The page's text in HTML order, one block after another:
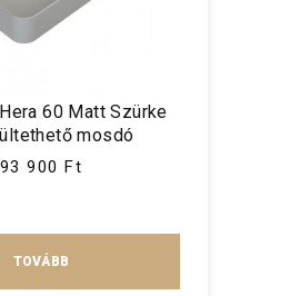
60 Matt Szürke
mosdó
93 900 Ft
TOVÁBB